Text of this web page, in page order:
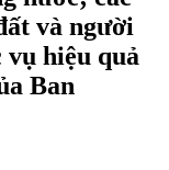
và người
vụ hiệu quả
Ban